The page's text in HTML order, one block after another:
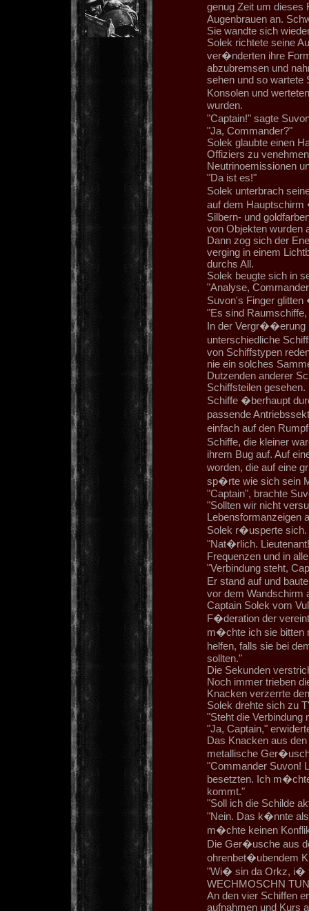
genug Zeit um
Augenbrauen an.
Sie wandte sich
Solek richtete seine
ver�nderten ihre
abzubremsen und
sehen und so wartete
Konsolen und
wurden.
"Captain!" sagte
"Ja, Commander?"
Solek glaubte einen
Offiziers zu
Neutrinoemissionen
"Da ist es!"
Solek unterbrach
auf dem Hauptschirm
Silbern- und
von Objekten wurden
Dann zog sich der
verging in einem
durchs All.
Solek beugte sich in
"Analyse,
Suvon's Finger
"Es sind
In der Vergr��erung
unterschiedliche
von Schiffstypen
nie ein solches
Dutzenden anderer
Schiffsteilen
Schiffe �berhaupt
passende
einfach auf den
Schiffe, die kleiner
ihrem Bug auf. Auf
worden, die auf eine
sp�rte wie sich sein
"Captain", brachte
"Sollten wir nicht
Lebensformanzeigen
Solek r�usperte sich.
"Nat�rlich.
Frequenzen und in
"Verbindung steht,
Er stand auf und
vor dem Wandschirm
Captain Solek vom
F�deration der
m�chte ich sie bitten
helfen, falls sie bei
sollten."
Die Sekunden
Noch immer trieben
Knacken verzerrte
Solek drehte sich zu
"Steht die Verbindung
"Ja, Captain,"
Das Knacken aus
metallische
"Commander Suvon!
besetzten. Ich
kommt."
"Soll ich die Schilde
"Nein. Das k�nnte
m�chte keinen
Die Ger�usche aus
ohrenbet�ubendem
"Wi� sin da Orkz, i�
WECHMOSCHN
An den vier Schiffen
aufnahmen und Kurs